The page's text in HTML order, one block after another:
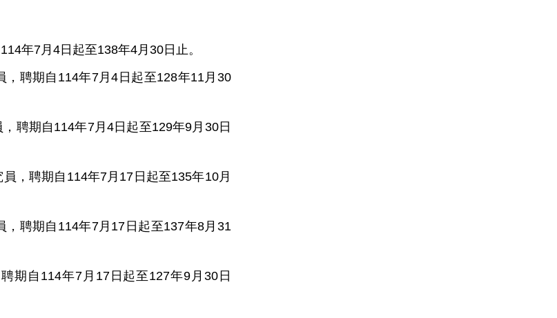
年7月4日起至138年4月30日止。
聘期自114年7月4日起至128年11月30
聘期自114年7月4日起至129年9月30日
，聘期自114年7月17日起至135年10月
聘期自114年7月17日起至137年8月31
期自114年7月17日起至127年9月30日